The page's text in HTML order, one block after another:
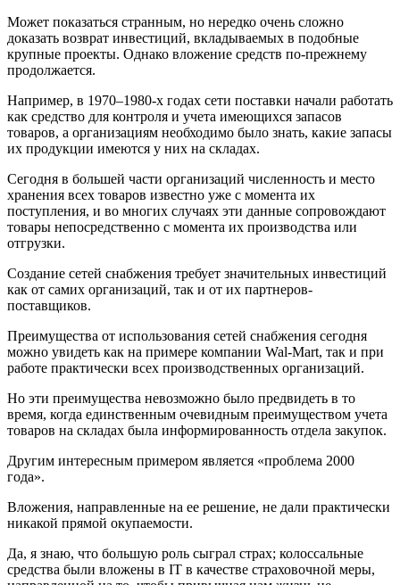
Может показаться странным, но нередко очень сложно
доказать возврат инвестиций, вкладываемых в подобные
крупные проекты. Однако вложение средств по-прежнему
продолжается.
Например, в 1970–1980-х годах сети поставки начали работать
как средство для контроля и учета имеющихся запасов
товаров, а организациям необходимо было знать, какие запасы
их продукции имеются у них на складах.
Сегодня в большей части организаций численность и место
хранения всех товаров известно уже с момента их
поступления, и во многих случаях эти данные сопровождают
товары непосредственно с момента их производства или
отгрузки.
Создание сетей снабжения требует значительных инвестиций
как от самих организаций, так и от их партнеров-
поставщиков.
Преимущества от использования сетей снабжения сегодня
можно увидеть как на примере компании Wal-Mart, так и при
работе практически всех производственных организаций.
Но эти преимущества невозможно было предвидеть в то
время, когда единственным очевидным преимуществом учета
товаров на складах была информированность отдела закупок.
Другим интересным примером является «проблема 2000
года».
Вложения, направленные на ее решение, не дали практически
никакой прямой окупаемости.
Да, я знаю, что большую роль сыграл страх; колоссальные
средства были вложены в IT в качестве страховочной меры,